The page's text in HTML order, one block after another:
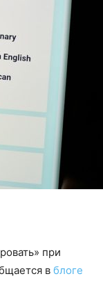
при
в блоге